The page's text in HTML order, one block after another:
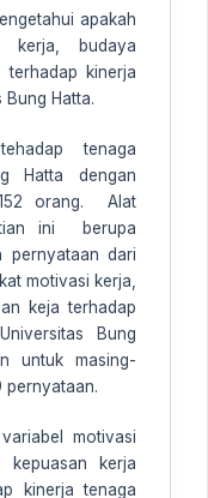
apakah
kerja, budaya
kinerja
Hatta.
tenaga
Hatta dengan
orang. Alat
ini berupa
pernyataan dari
motivasi kerja,
keja terhadap
Bung
untuk masing-
pernyataan.
motivasi
kepuasan kerja
kinerja tenaga